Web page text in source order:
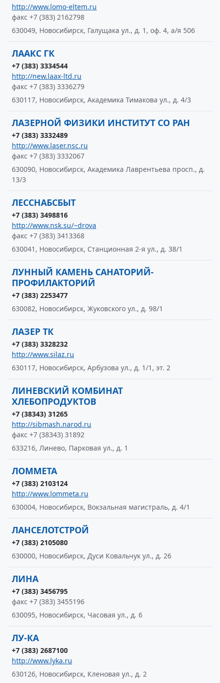
http://www.lomo-eltem.ru
факс +7 (383) 2162798
630049, Новосибирск, Галущака ул., д. 1, оф. 4, а/я 506
ЛААКС ГК
+7 (383) 3334544
http://new.laax-ltd.ru
факс +7 (383) 3336279
630117, Новосибирск, Академика Тимакова ул., д. 4/3
ЛАЗЕРНОЙ ФИЗИКИ ИНСТИТУТ СО РАН
+7 (383) 3332489
http://www.laser.nsc.ru
факс +7 (383) 3332067
630090, Новосибирск, Академика Лаврентьева просп., д.
13/3
ЛЕССНАБСБЫТ
+7 (383) 3498816
http://www.nsk.su/~drova
факс +7 (383) 3413368
630041, Новосибирск, Станционная 2-я ул., д. 38/1
ЛУННЫЙ КАМЕНЬ САНАТОРИЙ-
ПРОФИЛАКТОРИЙ
+7 (383) 2253477
630082, Новосибирск, Жуковского ул., д. 98/1
ЛАЗЕР ТК
+7 (383) 3328232
http://www.silaz.ru
630117, Новосибирск, Арбузова ул., д. 1/1, эт. 2
ЛИНЕВСКИЙ КОМБИНАТ
ХЛЕБОПРОДУКТОВ
+7 (38343) 31265
http://sibmash.narod.ru
факс +7 (38343) 31892
633216, Линево, Парковая ул., д. 1
ЛОММЕТА
+7 (383) 2103124
http://www.lommeta.ru
630004, Новосибирск, Вокзальная магистраль, д. 4/1
ЛАНСЕЛОТСТРОЙ
+7 (383) 2105080
630000, Новосибирск, Дуси Ковальчук ул., д. 26
ЛИНА
+7 (383) 3456795
факс +7 (383) 3455196
630095, Новосибирск, Часовая ул., д. 6
ЛУ-КА
+7 (383) 2687100
http://www.lyka.ru
630126, Новосибирск, Кленовая ул., д. 2